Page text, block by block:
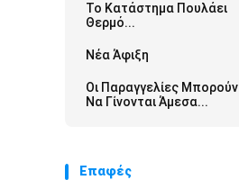
Το Κατάστημα Πουλάει
Θερμό...
Νέα Άφιξη
Οι Παραγγελίες Μπορούν
Να Γίνονται Άμεσα...
Επαφές